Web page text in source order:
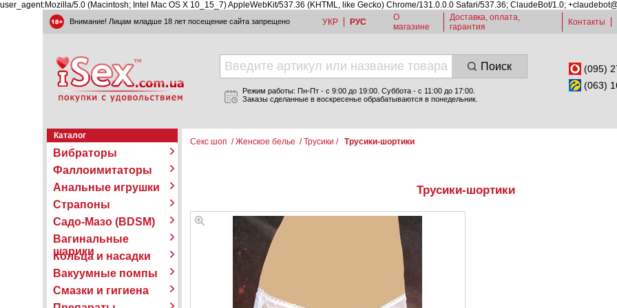
user_agent:Mozilla/5.0 (Macintosh; Intel Mac OS X 10_15_7) AppleWebKit/537.36 (KHTML, like Gecko) Chrome/131.0.0.0 Safari/537.36; ClaudeBot/1.0;
Внимание! Лицам младше 18 лет посещение сайта запрещено УКР РУС
О
магазине
Доставка, оплата,
гарантия
Контакты
Поиск
Режим работы: Пн-Пт - c 9:00 до 19:00. Суббота - с 11:00 до 17:00.
Заказы сделанные в воскресенье обрабатываются в понедельник.
(095)
(063)
Каталог
Вибраторы
Фаллоимитаторы
Анальные игрушки
Страпоны
Садо-Мазо (BDSM)
Вагинальные
шарики
Кольца и насадки
Вакуумные помпы
Смазки и гигиена
Секс шоп /Женское белье /Трусики / Трусики-шортики
Трусики-шортики